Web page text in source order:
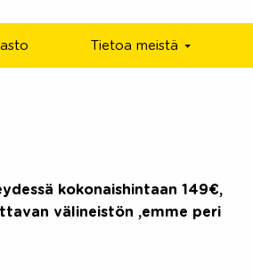
Tietoa meistä
kokonaishintaan 149€,
välineistön ,emme peri